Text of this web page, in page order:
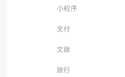
小程序
支付
文旅
旅行